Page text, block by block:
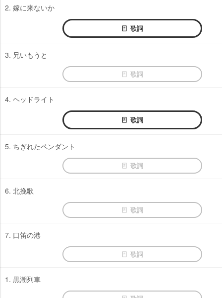
2. 嫁に来ないか
歌詞
3. 兄いもうと
歌詞
4. ヘッドライト
歌詞
5. ちぎれたペンダント
歌詞
6. 北挽歌
歌詞
7. 口笛の港
歌詞
1. 黒潮列車